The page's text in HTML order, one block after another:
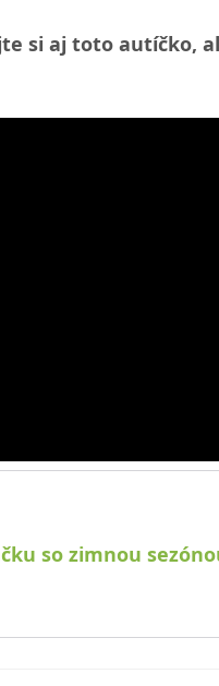
si aj toto autíčko,
so zimnou